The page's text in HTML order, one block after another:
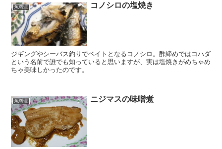
魚料理 コノシロの塩焼き
ジギングやシーバス釣りでベイトとなるコノシロ。酢締めではコハダ
という名前で誰でも知っていると思いますが、実は塩焼きがめちゃめ
ちゃ美味しかったのです。
魚料理 ニジマスの味噌煮